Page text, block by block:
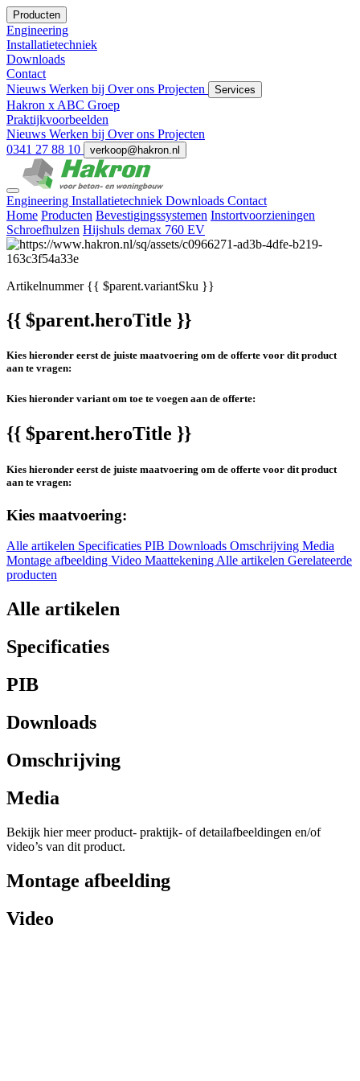
Producten
Engineering
Installatietechniek
Downloads
Contact
Nieuws Werken bij Over ons Projecten Services
Hakron x ABC Groep
Praktijkvoorbeelden
Nieuws Werken bij Over ons Projecten
0341 27 88 10
verkoop@hakron.nl
Engineering Installatietechniek Downloads Contact
Home Producten Bevestigingssystemen Instortvoorzieningen
Schroefhulzen Hijshuls demax 760 EV
Artikelnummer{{ $parent.variantSku }}
{{ $parent.heroTitle }}
Kies hieronder eerst de juiste maatvoering om de offerte voor dit product
aan te vragen:
Kies hieronder variant om toe te voegen aan de offerte:
{{ $parent.heroTitle }}
Kies hieronder eerst de juiste maatvoering om de offerte voor dit product
aan te vragen:
Kies maatvoering:
Alle artikelen Specificaties PIB Downloads Omschrijving Media
Montage afbeelding Video MaattekeningAlle artikelen Gerelateerde
producten
Alle artikelen
Specificaties
PIB
Downloads
Omschrijving
Media
Bekijk hier meer product- praktijk- of detailafbeeldingen en/of
video’s van dit product.
Montage afbeelding
Video